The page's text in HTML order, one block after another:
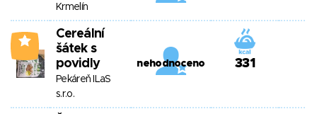
Krmelín
1
Cereální
šátek s
povidly
Pekáreň ILaS
s.r.o.
nehodnoceno 331